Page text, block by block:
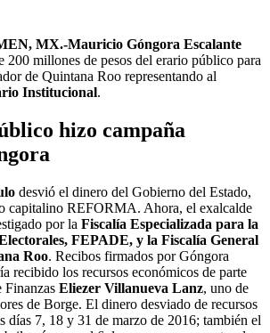
MX.-Mauricio Góngora Escalante
200 millones de pesos del erario público para
de Quintana Roo representando al
Institucional.
hizo campaña
desvió el dinero del Gobierno del Estado,
capitalino REFORMA. Ahora, el exalcalde
por la Fiscalía Especializada para la
FEPADE, y la Fiscalía General
Roo. Recibos firmados por Góngora
recibido los recursos económicos de parte
Finanzas Eliezer Villanueva Lanz, uno de
de Borge. El dinero desviado de recursos
días 7, 18 y 31 de marzo de 2016; también el